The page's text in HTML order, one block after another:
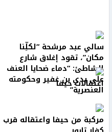
سالي عبد مرشحة “لكلِّنا
مكان”، تقود إغلاق شارع
الشاطئ: “دماء ضحايا العنف
على يدي بن غفير وحكومته
العنصرية”
اعتقالات حيفا
مركبة من حيفا واعتقاله قرب